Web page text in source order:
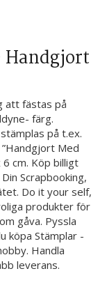
att fästas på
färg.
på t.ex.
Med
cm. Köp billigt
Scrapbooking,
Do it your self,
produkter för
gåva. Pyssla
köpa Stämplar -
Handla
leverans.